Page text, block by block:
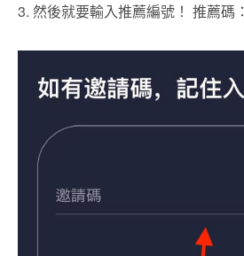
3. 然後就要輸入推薦編號！ 推薦碼：